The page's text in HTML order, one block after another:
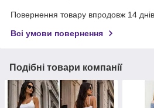
Повернення товару впродовж 14
Всі умови повернення
Подібні товари компанії